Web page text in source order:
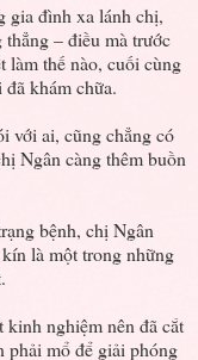
gia đình xa lánh chị,
– điều mà trước
làm thế nào, cuối cùng
khám chữa.
với ai, cũng chẳng có
Ngân càng thêm buồn
bệnh, chị Ngân
là một trong những
nghiệm nên đã cắt
phải mổ để giải phóng